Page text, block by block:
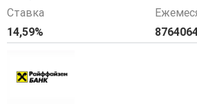
Ставка
14,59%